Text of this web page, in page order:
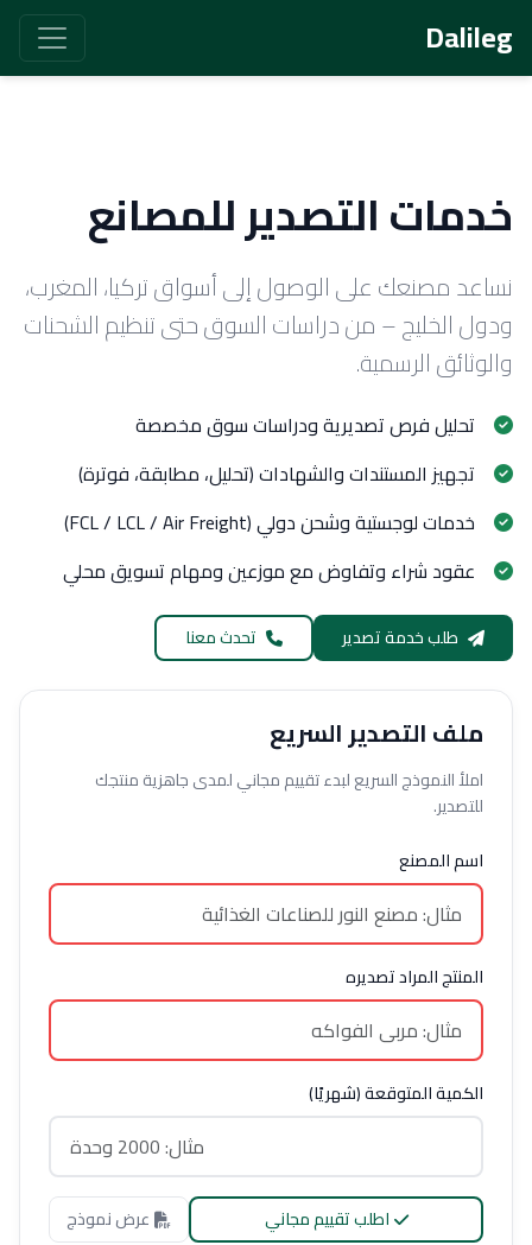
Dalileg
خدمات التصدير للمصانع
نساعد مصنعك على الوصول إلى أسواق تركيا، المغرب،
ودول الخليج – من دراسات السوق حتى تنظيم الشحنات
والوثائق الرسمية.
تحليل فرص تصديرية ودراسات سوق مخصصة
تجهيز المستندات والشهادات (تحليل، مطابقة، فوترة)
خدمات لوجستية وشحن دولي (FCL / LCL / Air Freight)
عقود شراء وتفاوض مع موزعين ومهام تسويق محلي
طلب خدمة تصدير تحدث معنا
ملف التصدير السريع
املأ النموذج السريع لبدء تقييم مجاني لمدى جاهزية منتجك
للتصدير.
اسم المصنع
المنتج المراد تصديره
الكمية المتوقعة (شهريًا)
اطلب تقييم مجاني عرض نموذج